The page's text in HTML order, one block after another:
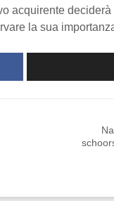
acquirente
la sua